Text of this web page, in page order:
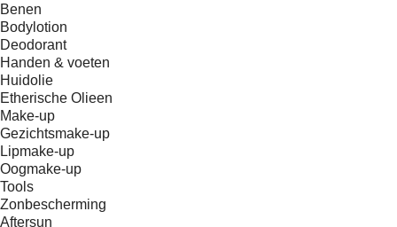
Benen
Bodylotion
Deodorant
Handen & voeten
Huidolie
Etherische Olieen
Make-up
Gezichtsmake-up
Lipmake-up
Oogmake-up
Tools
Zonbescherming
Aftersun